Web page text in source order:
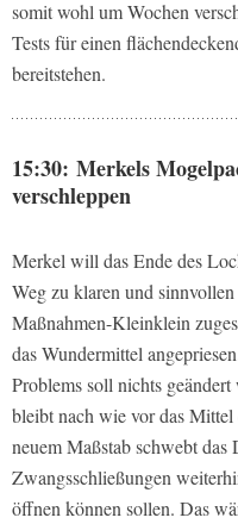
somit wohl um Wochen
Tests für einen
bereitstehen.
15:30: Merkels
verschleppen
Merkel will das Ende des
Weg zu klaren und
Maßnahmen-Kleinklein
das Wundermittel
Problems soll nichts
bleibt nach wie vor das
neuem Maßstab schwebt das
Zwangsschließungen
öffnen können sollen. Das